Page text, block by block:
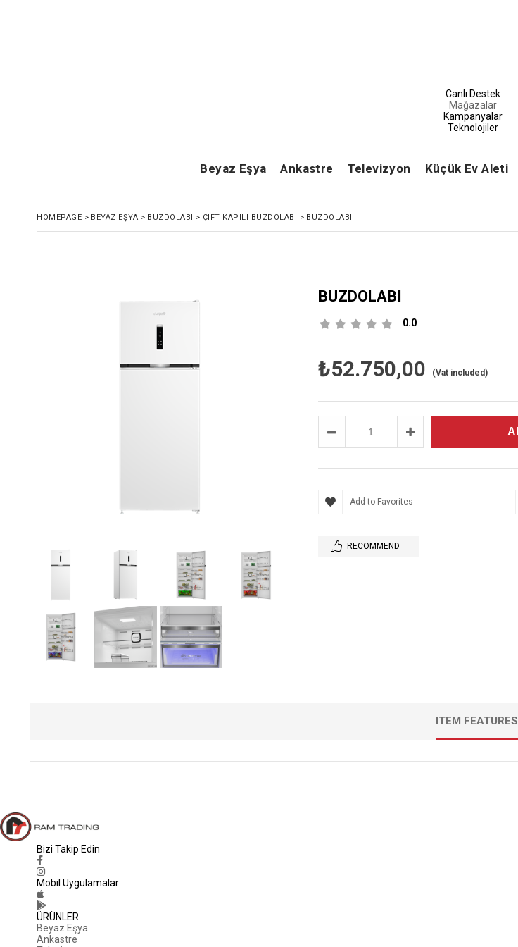
Canlı Destek
Mağazalar
Kampanyalar
Teknolojiler
Beyaz Eşya Ankastre Televizyon Küçük Ev Aleti
HOMEPAGE > BEYAZ EŞYA > BUZDOLABI > ÇIFT KAPILI BUZDOLABI > BUZDOLABI
BUZDOLABI
0.0
₺52.750,00 (Vat included)
Add to Favorites
RECOMMEND
ITEM FEATURES
Bizi Takip Edin
Mobil Uygulamalar
ÜRÜNLER
Beyaz Eşya
Ankastre